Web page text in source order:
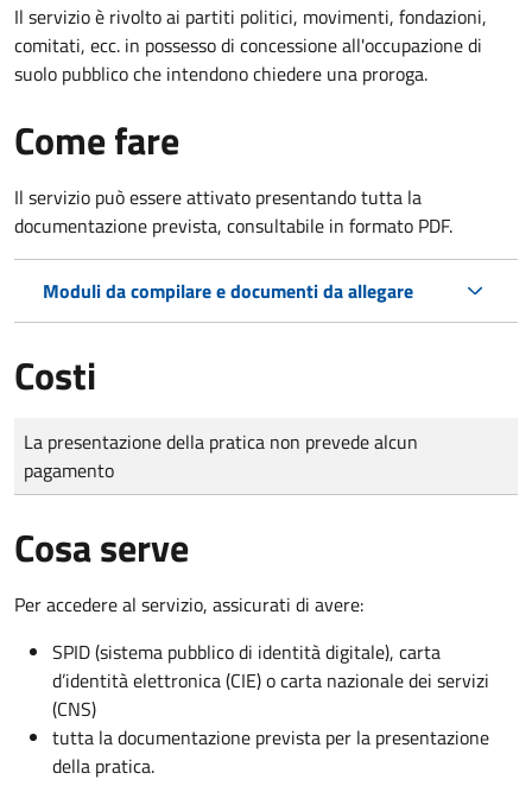
Il servizio è rivolto ai partiti politici, movimenti, fondazioni,
comitati, ecc. in possesso di concessione all'occupazione di
suolo pubblico che intendono chiedere una proroga.
Come fare
Il servizio può essere attivato presentando tutta la
documentazione prevista, consultabile in formato PDF.
Moduli da compilare e documenti da allegare
Costi
Tipo di pagamento
Importo
La presentazione della pratica non prevede alcun
pagamento
Cosa serve
Per accedere al servizio, assicurati di avere:
SPID (sistema pubblico di identità digitale), carta
d’identità elettronica (CIE) o carta nazionale dei servizi
(CNS)
tutta la documentazione prevista per la presentazione
della pratica.